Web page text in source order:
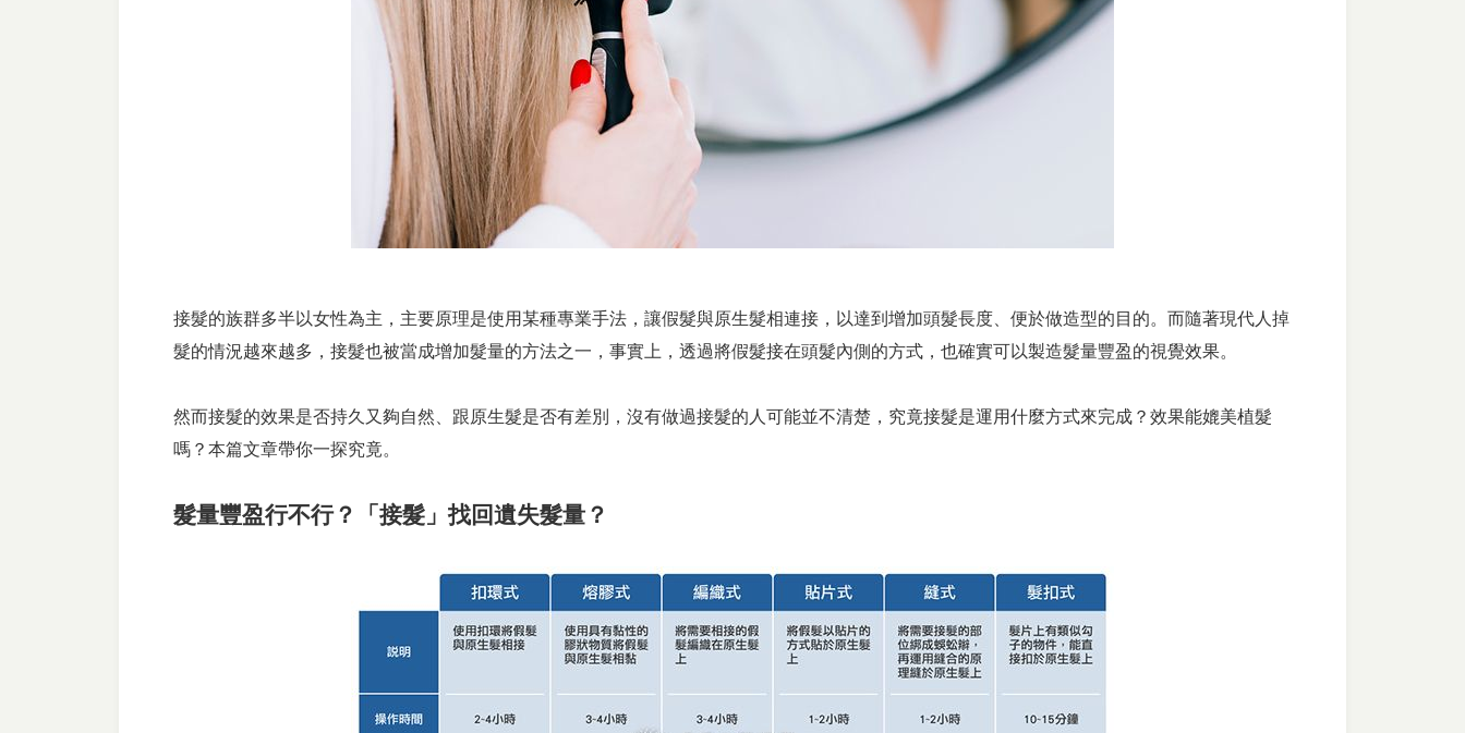
接髮的族群多半以女性為主，主要原理是使用某種專業手法，讓假髮與原生髮相連接，以達到增加頭髮長度、便於做造型的目的。而隨著現代人掉
髮的情況越來越多，接髮也被當成增加髮量的方法之一，事實上，透過將假髮接在頭髮內側的方式，也確實可以製造髮量豐盈的視覺效果。
然而接髮的效果是否持久又夠自然、跟原生髮是否有差別，沒有做過接髮的人可能並不清楚，究竟接髮是運用什麼方式來完成？效果能媲美植髮
嗎？本篇文章帶你一探究竟。
髮量豐盈行不行？「接髮」找回遺失髮量？